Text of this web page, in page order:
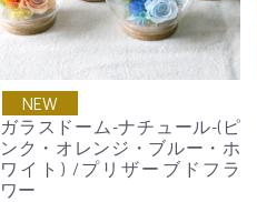
NEW
ガラスドーム-ナチュール-(ピ
ンク・オレンジ・ブルー・ホ
ワイト) /プリザーブドフラ
ワー